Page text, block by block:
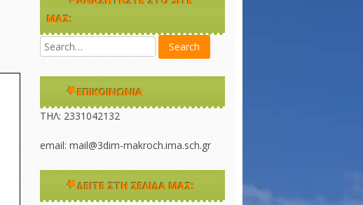
ΜΑΣ:
ΕΠΙΚΟΙΝΩΝΊΑ
ΤΗΛ: 2331042132 
email: mail@3dim-makroch.ima.sch.gr
ΔΕΊΤΕ ΣΤΗ ΣΕΛΊΔΑ ΜΑΣ: